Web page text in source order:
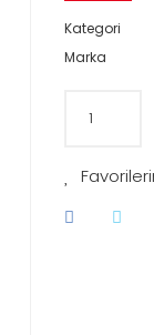
Kategori
Marka